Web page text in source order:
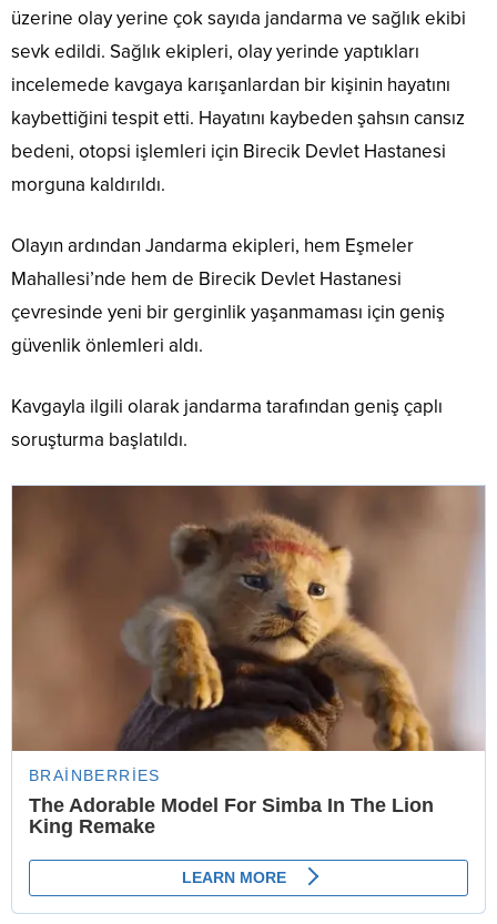
üzerine olay yerine çok sayıda jandarma ve sağlık ekibi
sevk edildi. Sağlık ekipleri, olay yerinde yaptıkları
incelemede kavgaya karışanlardan bir kişinin hayatını
kaybettiğini tespit etti. Hayatını kaybeden şahsın cansız
bedeni, otopsi işlemleri için Birecik Devlet Hastanesi
morguna kaldırıldı.
Olayın ardından Jandarma ekipleri, hem Eşmeler
Mahallesi’nde hem de Birecik Devlet Hastanesi
çevresinde yeni bir gerginlik yaşanmaması için geniş
güvenlik önlemleri aldı.
Kavgayla ilgili olarak jandarma tarafından geniş çaplı
soruşturma başlatıldı.